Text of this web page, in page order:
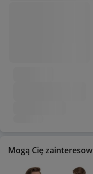
Mogą Cię